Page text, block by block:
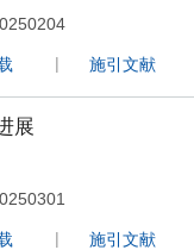
施引文献
展
施引文献